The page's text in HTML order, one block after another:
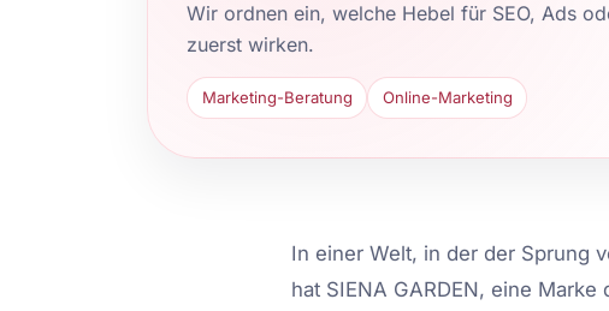
Wir ordnen ein, welche Hebel für SEO, Ads
zuerst wirken.
Marketing-Beratung Online-Marketing
In einer Welt, in der der Sprung
hat SIENA GARDEN, eine